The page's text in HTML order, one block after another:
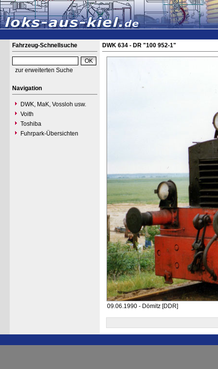
Fahrzeug-Schnellsuche
zur erweiterten Suche
Navigation
DWK, MaK, Vossloh usw.
Voith
Toshiba
Fuhrpark-Übersichten
DWK 634 - DR "100 952-1"
09.06.1990 - Dömitz [DDR]